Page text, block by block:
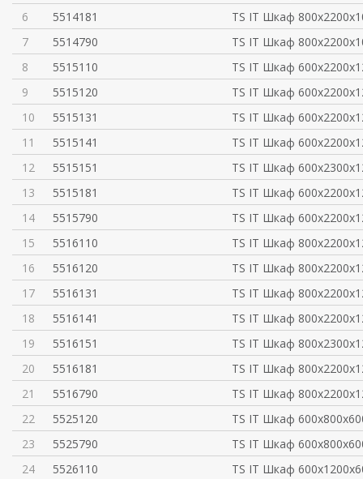
6
5514181
TS IT Шкаф
7
5514790
TS IT Шкаф
8
5515110
TS IT Шкаф
9
5515120
TS IT Шкаф
10
5515131
TS IT Шкаф
11
5515141
TS IT Шкаф
12
5515151
TS IT Шкаф
13
5515181
TS IT Шкаф
14
5515790
TS IT Шкаф
15
5516110
TS IT Шкаф
16
5516120
TS IT Шкаф
17
5516131
TS IT Шкаф
18
5516141
TS IT Шкаф
19
5516151
TS IT Шкаф
20
5516181
TS IT Шкаф
21
5516790
TS IT Шкаф
22
5525120
TS IT Шкаф
23
5525790
TS IT Шкаф
24
5526110
TS IT Шкаф